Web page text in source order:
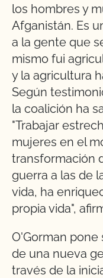
los hombres y
Afganistán. Es
a la gente que
mismo fui
y la agricultura
Según
la coalición ha
"Trabajar
mujeres en el
transformación
guerra a las de
vida, ha
propia vida",
O'Gorman pone
de una nueva
través de la